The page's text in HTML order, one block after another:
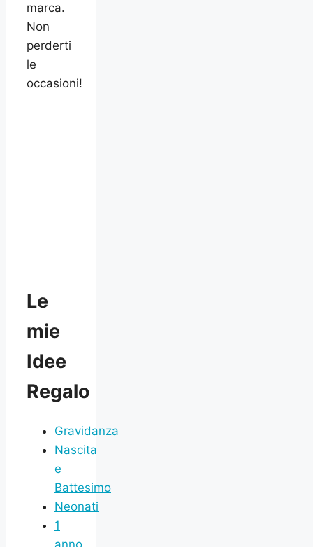
marca.
Non
perderti
le
occasioni!
Le
mie
Idee
Regalo
Gravidanza
Nascita
e
Battesimo
Neonati
1